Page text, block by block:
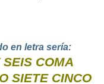
en letra sería:
SEIS COMA
SIETE CINCO